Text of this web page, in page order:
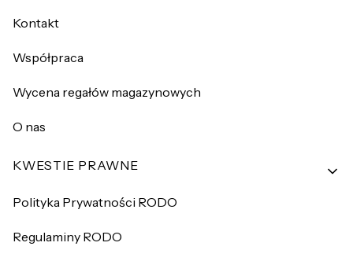
Kontakt
Współpraca
Wycena regałów magazynowych
O nas
KWESTIE PRAWNE
Polityka Prywatności RODO
Regulaminy RODO